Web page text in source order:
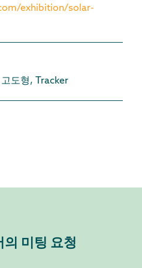
exhibition/solar-
도형, Tracker
의 미팅 요청